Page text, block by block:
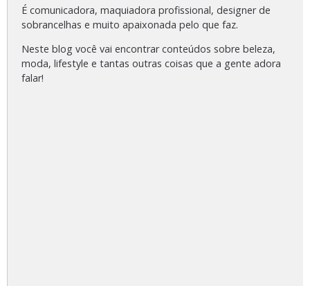
É comunicadora, maquiadora profissional, designer de
sobrancelhas e muito apaixonada pelo que faz.
Neste blog você vai encontrar conteúdos sobre beleza,
moda, lifestyle e tantas outras coisas que a gente adora
falar!